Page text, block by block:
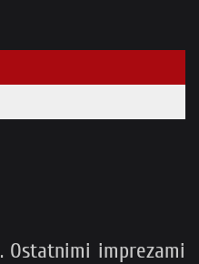
Ostatnimi imprezami